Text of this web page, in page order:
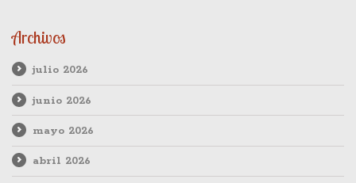
Archivos
julio 2026
junio 2026
mayo 2026
abril 2026